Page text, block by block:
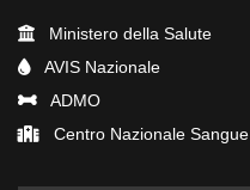
Ministero della Salute
AVIS Nazionale
ADMO
Centro Nazionale Sangue